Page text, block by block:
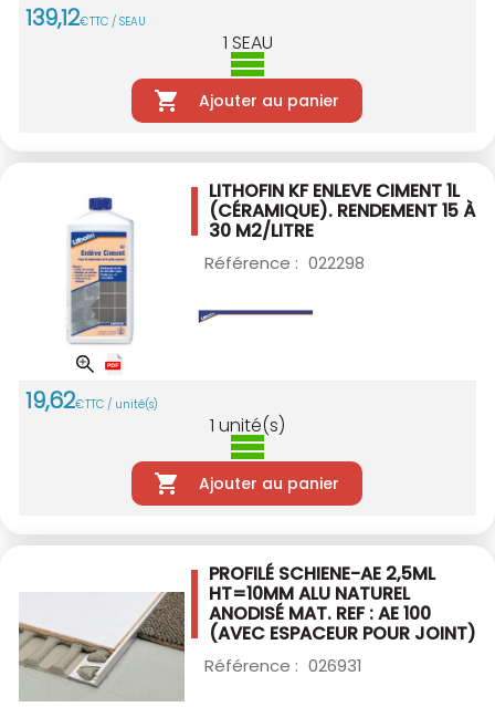
139,12€TTC / SEAU
1 SEAU
Ajouter au panier
LITHOFIN KF ENLEVE CIMENT 1L
(CÉRAMIQUE). RENDEMENT 15 À
30 M2/LITRE
Référence : 022298
19,62€TTC / unité(s)
1 unité(s)
Ajouter au panier
PROFILÉ SCHIENE-AE 2,5ML
HT=10MM ALU NATUREL
ANODISÉ MAT. REF : AE 100
(AVEC ESPACEUR POUR JOINT)
Référence : 026931